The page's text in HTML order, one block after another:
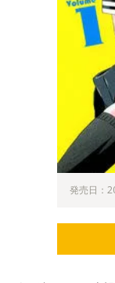
発売日：